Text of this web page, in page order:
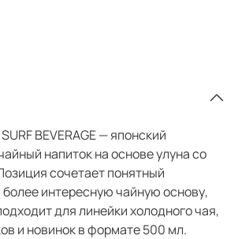
BEVERAGE — японский
напиток на основе улуна со
сочетает понятный
интересную чайную основу,
для линейки холодного чая,
и новинок в формате 500 мл.